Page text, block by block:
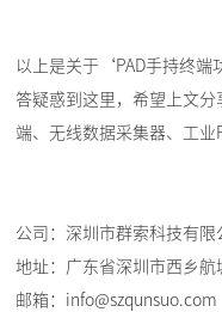
以上是关于‘PAD手持终
答疑惑到这里，希望上文
端、无线数据采集器、工
公司：深圳市群索科技有限
地址：广东省深圳市西乡航
邮箱：info@szqunsuo.com